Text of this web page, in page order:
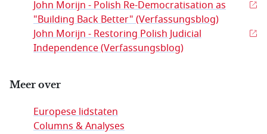
John Morijn - Polish Re-Democratisation as
"Building Back Better" (Verfassungsblog)
John Morijn - Restoring Polish Judicial
Independence (Verfassungsblog)
Meer over
Europese lidstaten
Columns & Analyses